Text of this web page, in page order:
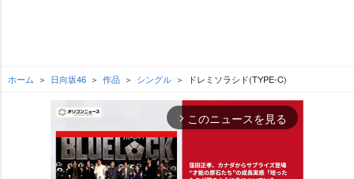
ホーム 日向坂46 作品 シングル ドレミソラシド(TYPE-C)
arrow_forward_ios このニュースを見る